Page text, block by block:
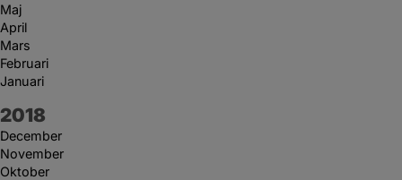
Maj
April
Mars
Februari
Januari
År:
2018
December
November
Oktober